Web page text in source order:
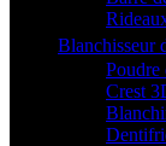
Blanchisseur
Poudre
Crest